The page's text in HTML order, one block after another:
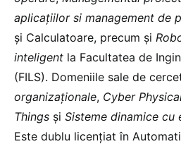
aplicațiilor si management de
și Calculatoare, precum și
inteligent la Facultatea de
(FILS). Domeniile sale de
organizaționale, Cyber
Things și Sisteme dinamice cu
Este dublu licențiat în